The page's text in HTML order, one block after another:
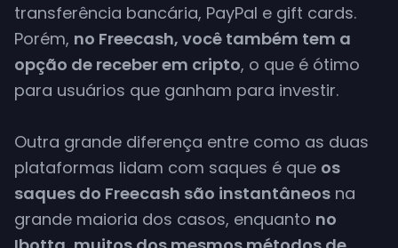
transferência bancária, PayPal e gift cards.
Porém, no Freecash, você também tem a
opção de receber em cripto, o que é ótimo
para usuários que ganham para investir.
Outra grande diferença entre como as duas
plataformas lidam com saques é que os
saques do Freecash são instantâneos na
grande maioria dos casos, enquanto no